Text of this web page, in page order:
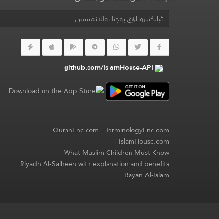
github.com/IslamHouse-API
QuranEnc.com-TerminologyEnc.com
IslamHouse.com
What Muslim Children Must Know
Riyadh Al-Salheen with explanation and benefits
Bayan Al-Islam